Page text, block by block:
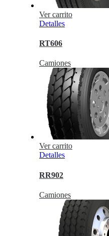
Ver carrito
Detalles
RT606
Camiones
Ver carrito
Detalles
RR902
Camiones